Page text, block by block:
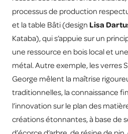
processus de production
et la table Bâti (design Lisa
Kataba), qui s’appuie sur un
une ressource en bois local et
métal. Autre exemple, les verres
George mêlent la maîtrise
traditionnelles, la connaissance
l’innovation sur le plan des
créations étonnantes, à base de